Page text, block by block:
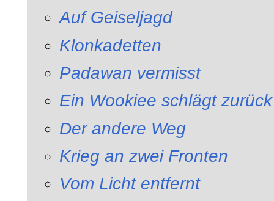
Auf Geiseljagd
Klonkadetten
Padawan vermisst
Ein Wookiee schlägt zurück
Der andere Weg
Krieg an zwei Fronten
Vom Licht entfernt